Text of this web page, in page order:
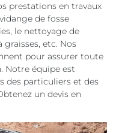
prestations en travaux
de fosse
le nettoyage de
etc. Nos
pour assurer toute
Notre équipe est
des particuliers et des
un devis en